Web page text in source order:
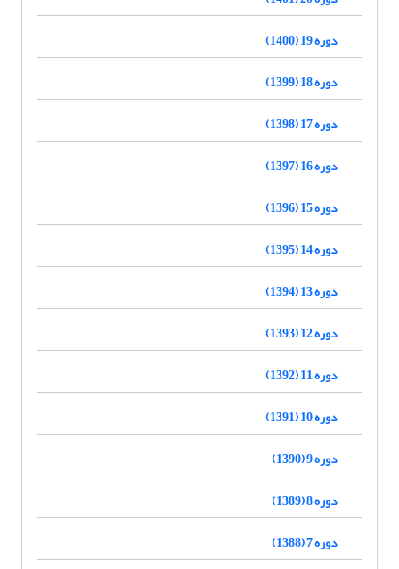
دوره 19 (1400)
دوره 18 (1399)
دوره 17 (1398)
دوره 16 (1397)
دوره 15 (1396)
دوره 14 (1395)
دوره 13 (1394)
دوره 12 (1393)
دوره 11 (1392)
دوره 10 (1391)
دوره 9 (1390)
دوره 8 (1389)
دوره 7 (1388)